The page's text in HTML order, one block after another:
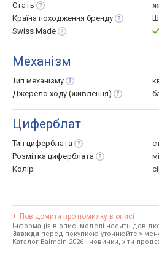
Стать
Країна походження бренду
Swiss Made
Механізм
Тип механізму
Джерело ходу (живлення)
Циферблат
Тип циферблата
Розмітка циферблата
Колір
Повідомити про помилку в описі
Інформація в описі моделі носить
Завжди перед покупкою уточнюйте у
Каталог Balmain 2026 - новинки, хіти